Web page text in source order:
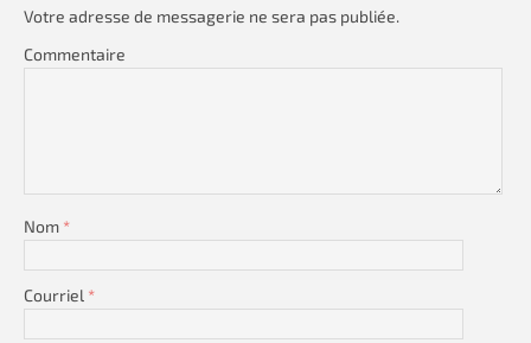
Votre adresse de messagerie ne sera pas publiée.
Commentaire
Nom *
Courriel *